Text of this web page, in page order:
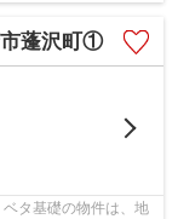
蓬沢町①
タ基礎の物件は、地